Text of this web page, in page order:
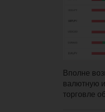
Вполне
валютную
торговле